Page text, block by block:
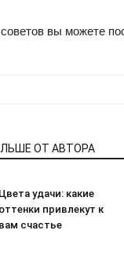
вы можете
ОТ АВТОРА
Цвета удачи: какие
оттенки привлекут к
вам счастье